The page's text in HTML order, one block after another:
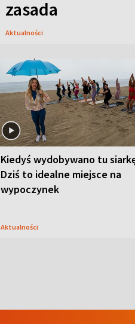
zasada
Aktualności
Kiedyś wydobywano tu
Dziś to idealne miejsce na
wypoczynek
Aktualności